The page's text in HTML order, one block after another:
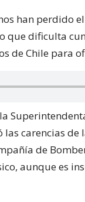
han perdido
que dificulta
de Chile para
las carencias
de
aunque es